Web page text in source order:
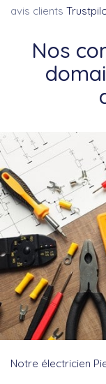
avis clients
Nos
Notre électricien